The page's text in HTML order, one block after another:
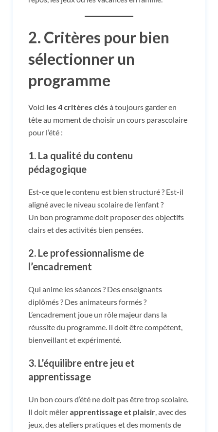
2. Critères pour bien
sélectionner un
programme
Voici les 4 critères clés à toujours garder en
tête au moment de choisir un cours parascolaire
pour l’été :
1. La qualité du contenu
pédagogique
Est-ce que le contenu est bien structuré ? Est-il
aligné avec le niveau scolaire de l’enfant ?
Un bon programme doit proposer des objectifs
clairs et des activités bien pensées.
2. Le professionnalisme de
l’encadrement
Qui anime les séances ? Des enseignants
diplômés ? Des animateurs formés ?
L’encadrement joue un rôle majeur dans la
réussite du programme. Il doit être compétent,
bienveillant et expérimenté.
3. L’équilibre entre jeu et
apprentissage
Un bon cours d’été ne doit pas être trop scolaire.
Il doit mêler apprentissage et plaisir, avec des
jeux, des ateliers pratiques et des moments de